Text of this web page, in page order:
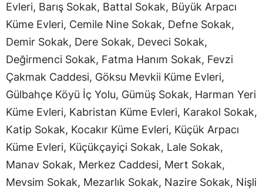
Evleri, Barış Sokak, Battal Sokak, Büyük Arpacı
Küme Evleri, Cemile Nine Sokak, Defne Sokak,
Demir Sokak, Dere Sokak, Deveci Sokak,
Değirmenci Sokak, Fatma Hanım Sokak, Fevzi
Çakmak Caddesi, Göksu Mevkii Küme Evleri,
Gülbahçe Köyü İç Yolu, Gümüş Sokak, Harman Yeri
Küme Evleri, Kabristan Küme Evleri, Karakol Sokak,
Katip Sokak, Kocakır Küme Evleri, Küçük Arpacı
Küme Evleri, Küçükçayiçi Sokak, Lale Sokak,
Manav Sokak, Merkez Caddesi, Mert Sokak,
Mevsim Sokak, Mezarlık Sokak, Nazire Sokak, Nişli